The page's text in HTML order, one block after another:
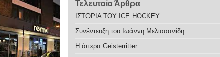
Τελευταία Άρθρα
ΙΣΤΟΡΙΑ ΤΟΥ ICE HOCKEY
Συνέντευξη του Ιωάννη Μελισσανίδη
H όπερα Geisterritter